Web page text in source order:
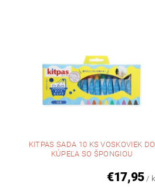
KITPAS SADA 10 KS VOSKOVIEK DO
KÚPEĽA SO ŠPONGIOU
€17,95 /